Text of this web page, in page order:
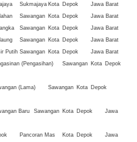
Sukmajaya Kota Depok
Jawa Barat
Sawangan Kota Depok
Jawa Barat
Sawangan Kota Depok
Jawa Barat
Sawangan Kota Depok
Jawa Barat
Putih Sawangan Kota Depok
Jawa Barat
(Pengasihan) Sawangan Kota Depok
(Lama) Sawangan Kota Depok
Baru Sawangan Kota Depok
Jawa
Pancoran Mas Kota Depok
Jawa